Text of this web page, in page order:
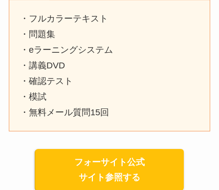
・フルカラーテキスト
・問題集
・eラーニングシステム
・講義DVD
・確認テスト
・模試
・無料メール質問15回
フォーサイト公式
サイト参照する